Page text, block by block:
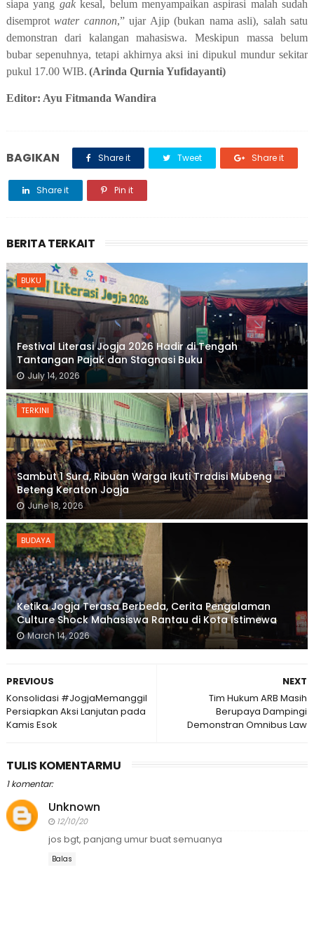
siapa yang gakkesal, belum menyampaikan aspirasi malah sudah
disemprotwater cannon,” ujar Ajip (bukan nama asli), salah satu
demonstran dari kalangan mahasiswa. Meskipun massa belum
bubar sepenuhnya, tetapi akhirnya aksi ini dipukul mundur sekitar
pukul 17.00 WIB. (Arinda Qurnia Yufidayanti)
Editor: Ayu Fitmanda Wandira
BAGIKAN Share it Tweet Share it
Share it Pin it
BERITA TERKAIT
BUKU
Festival Literasi Jogja 2026 Hadir di Tengah
Tantangan Pajak dan Stagnasi Buku
July 14, 2026
TERKINI
Sambut 1 Sura, Ribuan Warga Ikuti Tradisi Mubeng
Beteng Keraton Jogja
June 18, 2026
BUDAYA
Ketika Jogja Terasa Berbeda, Cerita Pengalaman
Culture Shock Mahasiswa Rantau di Kota Istimewa
March 14, 2026
NEXT
Tim Hukum ARB Masih
Berupaya Dampingi
Demonstran Omnibus Law
PREVIOUS
Konsolidasi #JogjaMemanggil
Persiapkan Aksi Lanjutan pada
Kamis Esok
TULIS KOMENTARMU
1 komentar:
Unknown
12/10/20
jos bgt, panjang umur buat semuanya
Balas